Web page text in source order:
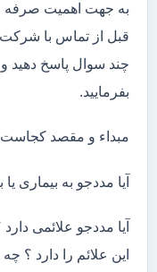
به جهت اهمیت صرفه
قبل از تماس با
چند سوال پاسخ دهید
بفرمایید.
مبداء و مقصد
آیا مددجو به بیماری
آیا مددجو علائمی
این علائم را دارد ؟